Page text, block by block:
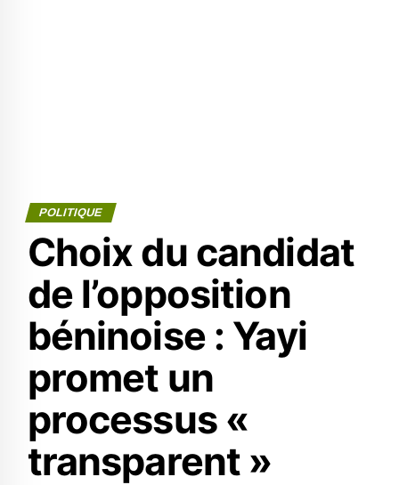
POLITIQUE
Choix du candidat
de l’opposition
béninoise : Yayi
promet un
processus «
transparent »